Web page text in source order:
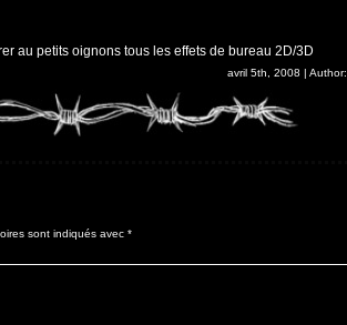
au petits oignons tous les effets de bureau 2D/3D
avril 5th, 2008 | Author:
sont indiqués avec *